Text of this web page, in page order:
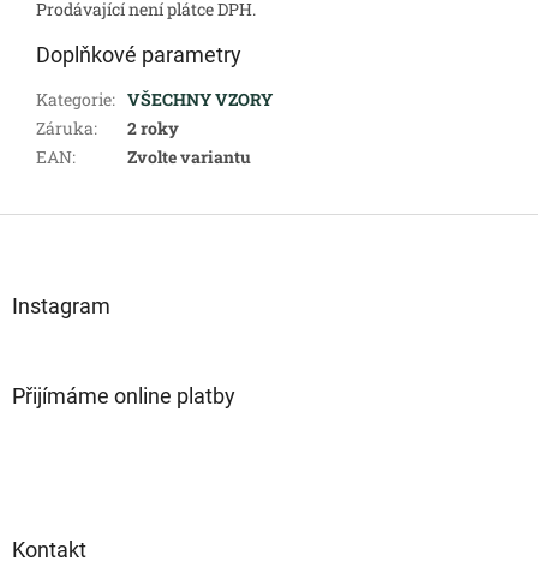
Prodávající není plátce DPH.
Doplňkové parametry
Kategorie: VŠECHNY VZORY
Záruka:
2 roky
EAN: Zvolte variantu
Instagram
Přijímáme online platby
Kontakt